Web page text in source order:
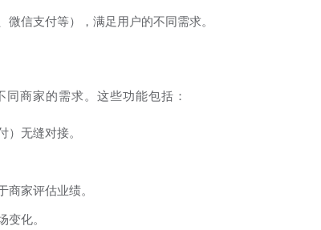
微信支付等），满足用户的不同需求。
商家的需求。这些功能包括：
）无缝对接。
商家评估业绩。
变化。